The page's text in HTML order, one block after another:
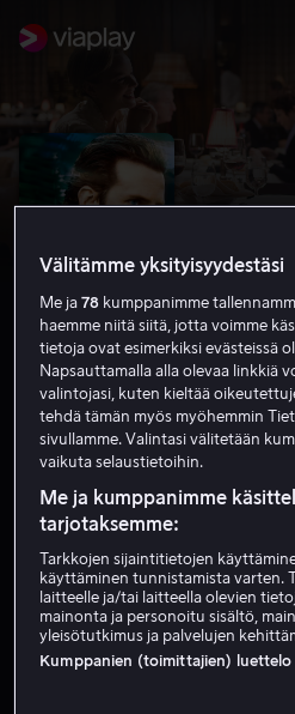
Rajaton
7.4 Jännitys 2011
HD
Tilaa
Eddie Morra on kirjailija,
Eddie Morra on kirjailija, jonka
Välitämme yksityisyydestäsi
Me ja78 kumppanimme
haemme niitä siitä, jotta voimme
tietoja ovat esimerkiksi evästeissä
Napsauttamalla alla olevaa linkkiä
valintojasi, kuten kieltää
tehdä tämän myös myöhemmin
sivullamme. Valintasi välitetään
vaikuta selaustietoihin.
Me ja kumppanimme
tarjotaksemme:
Tarkkojen sijaintitietojen
käyttäminen tunnistamista varten.
laitteelle ja/tai laitteella olevien
mainonta ja personoitu sisältö,
yleisötutkimus ja palvelujen
Kumppanien (toimittajien) luettelo